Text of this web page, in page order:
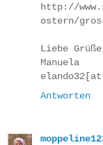
http://
ostern/
Liebe
Manuela
Antworten